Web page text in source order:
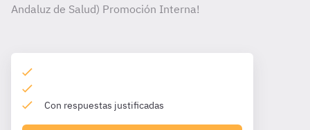
Andaluz de Salud) Promoción Interna!
Con respuestas justificadas